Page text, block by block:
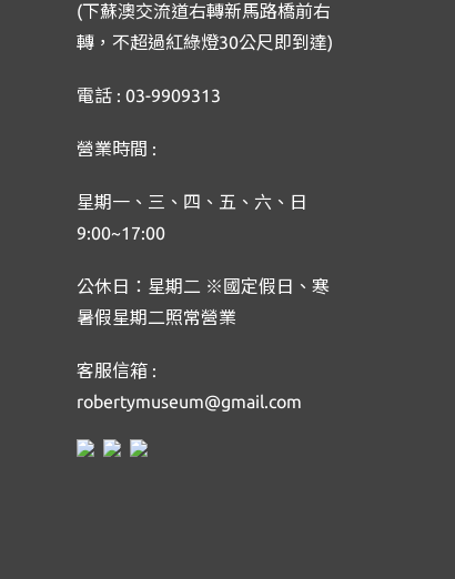
(下蘇澳交流道右轉新馬路橋前右
轉，不超過紅綠燈30公尺即到達)
電話 : 03-9909313
營業時間 :
星期一、三、四、五、六、日
9:00~17:00
公休日：星期二 ※國定假日、寒
暑假星期二照常營業
客服信箱 :
robertymuseum@gmail.com